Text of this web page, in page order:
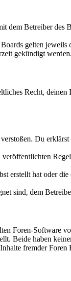
Betreiber des
gelten
gekündigt werden.
Recht,
Du
erstellt hat oder
sind, dem
Foren-Software
Beide haben
fremder Foren